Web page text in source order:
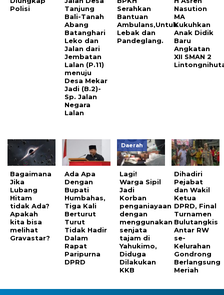
Polisi
Tanjung
Bali-Tanah
Abang
Batanghari
Leko dan
Jalan dari
Jembatan
Lalan (P.11)
menuju
Desa Mekar
Jadi (B.2)-
Sp. Jalan
Negara
Lalan
Serahkan
Bantuan
Ambulans,Untuk
Lebak dan
Pandeglang.
Nasution
MA
Kukuhkan
Anak Didik
Baru
Angkatan
XII SMAN 2
Bagaimana
Jika
Lubang
Hitam
tidak Ada?
Apakah
kita bisa
melihat
Gravastar?
Ada Apa
Dengan
Bupati
Humbahas,
Tiga Kali
Berturut
Turut
Tidak Hadir
Dalam
Rapat
Paripurna
DPRD
Daerah
Lagi!
Warga Sipil
Jadi
Korban
penganiayaan
dengan
menggunakan
senjata
tajam di
Yahukimo,
Diduga
Dilakukan
KKB
Dihadiri
Pejabat
dan Wakil
Ketua
DPRD, Final
Turnamen
Bulutangkis
Antar RW
se-
Kelurahan
Gondrong
Berlangsung
Meriah